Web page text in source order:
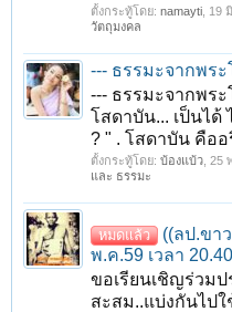
ตั้งกระทู้โดย: namayti 19
วัตถุมงคล
--- ธรรมะจากพร
--- ธรรมะจากพระ
โสดาบัน... เป็นได้
? " . โสดาบัน คือ
ตั้งกระทู้โดย: บ้องแบ้ว 25
และ ธรรมะ
หมดแล้ว
((ลป.ขา
พ.ค.59 เวลา
ขอเรียนเชิญร่วมป
สะสม..แบ่งกันไปใ